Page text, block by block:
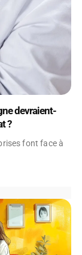
devraient-
?
font face à